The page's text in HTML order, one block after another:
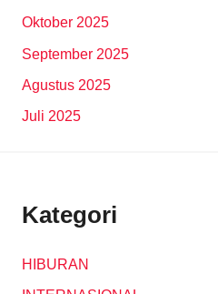
Oktober 2025
September 2025
Agustus 2025
Juli 2025
Kategori
HIBURAN